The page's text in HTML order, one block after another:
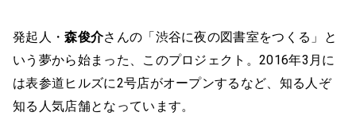
発起人・森俊介さんの「渋谷に夜の図書室をつくる」と
いう夢から始まった、このプロジェクト。2016年3月に
は表参道ヒルズに2号店がオープンするなど、知る人ぞ
知る人気店舗となっています。